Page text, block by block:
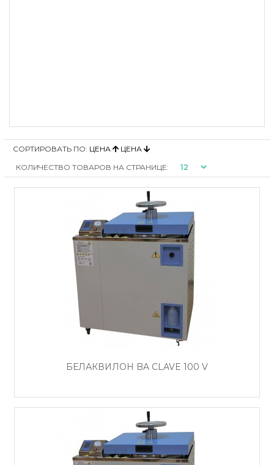
СОРТИРОВАТЬ ПО: ЦЕНА
ЦЕНА
КОЛИЧЕСТВО ТОВАРОВ НА СТРАНИЦЕ:
БЕЛАКВИЛОН BA CLAVE 100 V